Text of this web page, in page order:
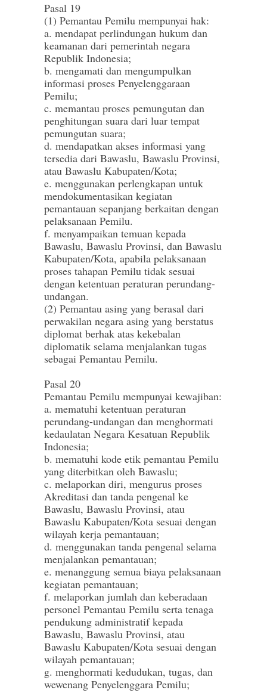
Pasal 19
(1) Pemantau Pemilu mempunyai hak:
a. mendapat perlindungan hukum dan
keamanan dari pemerintah negara
Republik Indonesia;
b. mengamati dan mengumpulkan
informasi proses Penyelenggaraan
Pemilu;
c. memantau proses pemungutan dan
penghitungan suara dari luar tempat
pemungutan suara;
d. mendapatkan akses informasi yang
tersedia dari Bawaslu, Bawaslu Provinsi,
atau Bawaslu Kabupaten/Kota;
e. menggunakan perlengkapan untuk
mendokumentasikan kegiatan
pemantauan sepanjang berkaitan dengan
pelaksanaan Pemilu.
f. menyampaikan temuan kepada
Bawaslu, Bawaslu Provinsi, dan Bawaslu
Kabupaten/Kota, apabila pelaksanaan
proses tahapan Pemilu tidak sesuai
dengan ketentuan peraturan perundang-
undangan.
(2) Pemantau asing yang berasal dari
perwakilan negara asing yang berstatus
diplomat berhak atas kekebalan
diplomatik selama menjalankan tugas
sebagai Pemantau Pemilu.
Pasal 20
Pemantau Pemilu mempunyai kewajiban:
a. mematuhi ketentuan peraturan
perundang-undangan dan menghormati
kedaulatan Negara Kesatuan Republik
Indonesia;
b. mematuhi kode etik pemantau Pemilu
yang diterbitkan oleh Bawaslu;
c. melaporkan diri, mengurus proses
Akreditasi dan tanda pengenal ke
Bawaslu, Bawaslu Provinsi, atau
Bawaslu Kabupaten/Kota sesuai dengan
wilayah kerja pemantauan;
d. menggunakan tanda pengenal selama
menjalankan pemantauan;
e. menanggung semua biaya pelaksanaan
kegiatan pemantauan;
f. melaporkan jumlah dan keberadaan
personel Pemantau Pemilu serta tenaga
pendukung administratif kepada
Bawaslu, Bawaslu Provinsi, atau
Bawaslu Kabupaten/Kota sesuai dengan
wilayah pemantauan;
g. menghormati kedudukan, tugas, dan
wewenang Penyelenggara Pemilu;